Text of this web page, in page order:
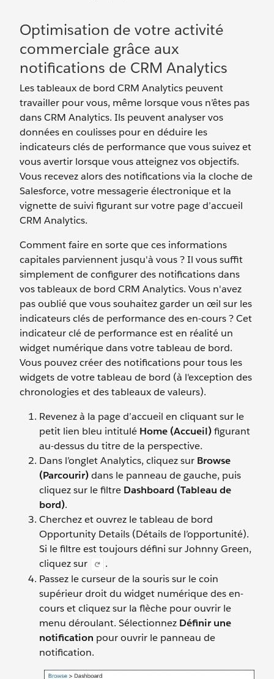
Optimisation de votre activité
commerciale grâce aux
notifications de CRM Analytics
Les tableaux de bord CRM Analytics peuvent
travailler pour vous, même lorsque vous n’êtes pas
dans CRM Analytics. Ils peuvent analyser vos
données en coulisses pour en déduire les
indicateurs clés de performance que vous suivez et
vous avertir lorsque vous atteignez vos objectifs.
Vous recevez alors des notifications via la cloche de
Salesforce, votre messagerie électronique et la
vignette de suivi figurant sur votre page d’accueil
CRM Analytics.
Comment faire en sorte que ces informations
capitales parviennent jusqu'à vous ? Il vous suffit
simplement de configurer des notifications dans
vos tableaux de bord CRM Analytics. Vous n'avez
pas oublié que vous souhaitez garder un œil sur les
indicateurs clés de performance des en-cours ? Cet
indicateur clé de performance est en réalité un
widget numérique dans votre tableau de bord.
Vous pouvez créer des notifications pour tous les
widgets de votre tableau de bord (à l'exception des
chronologies et des tableaux de valeurs).
Revenez à la page d’accueil en cliquant sur le
petit lien bleu intitulé Home (Accueil)figurant
au-dessus du titre de la perspective.
Dans l’onglet Analytics, cliquez sur Browse
(Parcourir)dans le panneau de gauche, puis
cliquez sur le filtre Dashboard (Tableau de
bord).
Cherchez et ouvrez le tableau de bord
Opportunity Details (Détails de l’opportunité).
Si le filtre est toujours défini sur Johnny Green,
cliquez sur
.
Passez le curseur de la souris sur le coin
supérieur droit du widget numérique des en-
cours et cliquez sur la flèche pour ouvrir le
menu déroulant. Sélectionnez Définir une
notification pour ouvrir le panneau de
notification.